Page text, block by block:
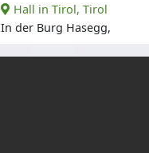
Hall in Tirol, Tirol
In der Burg Hasegg,